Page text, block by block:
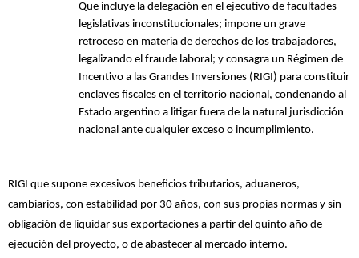
Que incluye la delegación en el ejecutivo de facultades
legislativas inconstitucionales; impone un grave
retroceso en materia de derechos de los trabajadores,
legalizando el fraude laboral; y consagra un Régimen de
Incentivo a las Grandes Inversiones (RIGI) para constituir
enclaves fiscales en el territorio nacional, condenando al
Estado argentino a litigar fuera de la natural jurisdicción
nacional ante cualquier exceso o incumplimiento.
RIGI que supone excesivos beneficios tributarios, aduaneros,
cambiarios, con estabilidad por 30 años, con sus propias normas y sin
obligación de liquidar sus exportaciones a partir del quinto año de
ejecución del proyecto, o de abastecer al mercado interno.